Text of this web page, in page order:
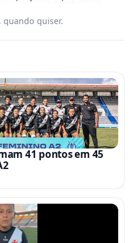
quando quiser.
41 pontos em 45